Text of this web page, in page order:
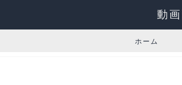
動
ホーム